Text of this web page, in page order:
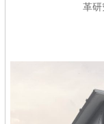
革研